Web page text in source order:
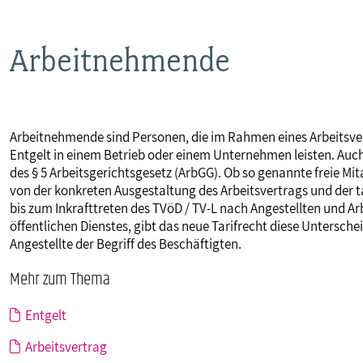
Arbeitnehmende
Arbeitnehmende sind Personen, die im Rahmen eines
Entgelt in einem Betrieb oder einem Unternehmen leisten.
des § 5 Arbeitsgerichtsgesetz (ArbGG). Ob so genannte freie
von der konkreten Ausgestaltung des Arbeitsvertrags und
bis zum Inkrafttreten des TVöD / TV-L nach Angestellten und
öffentlichen Dienstes, gibt das neue Tarifrecht diese
Angestellte der Begriff des Beschäftigten.
Mehr zum Thema
Entgelt
Arbeitsvertrag